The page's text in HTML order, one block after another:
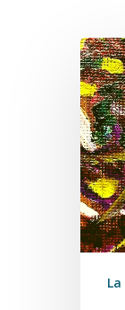
Un
peu
d’Artur
Dron
et
nous